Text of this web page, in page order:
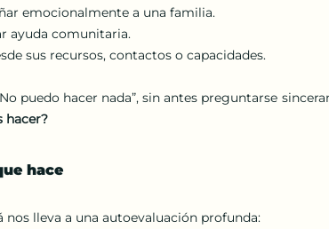
emocionalmente a una familia.
ayuda comunitaria.
sus recursos, contactos o capacidades.
hacer?
hace
nos lleva a una autoevaluación profunda: